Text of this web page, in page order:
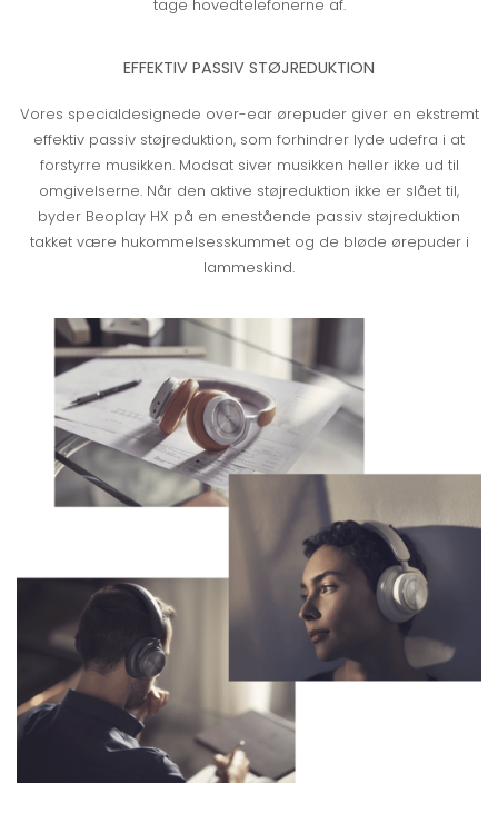
tage hovedtelefonerne af.
EFFEKTIV PASSIV STØJREDUKTION
Vores specialdesignede over-ear ørepuder giver en ekstremt
effektiv passiv støjreduktion, som forhindrer lyde udefra i at
forstyrre musikken. Modsat siver musikken heller ikke ud til
omgivelserne. Når den aktive støjreduktion ikke er slået til,
byder Beoplay HX på en enestående passiv støjreduktion
takket være hukommelsesskummet og de bløde ørepuder i
lammeskind.